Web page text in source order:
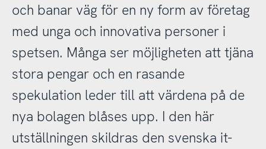
och banar väg för en ny form av företag
med unga och innovativa personer i
spetsen. Många ser möjligheten att tjäna
stora pengar och en rasande
spekulation leder till att värdena på de
nya bolagen blåses upp. I den här
utställningen skildras den svenska it-